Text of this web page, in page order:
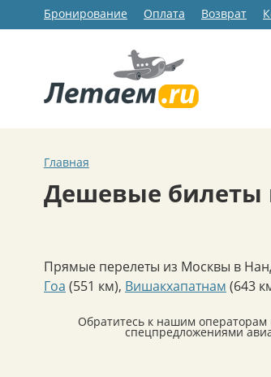
Бронирование Оплата Возврат
Главная
Дешевые билеты
Прямые перелеты из Москвы в
Гоа (551 км), Вишакхапатнам (643
Обратитесь к нашим
спецпредложениями